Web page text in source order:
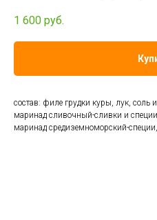
1 600 руб.
состав: филе грудки куры, лук, соль
маринад сливочный-сливки и
маринад средиземноморский-